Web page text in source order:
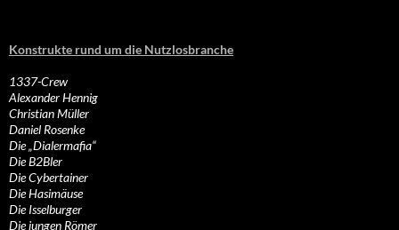
Konstrukte rund um die Nutzlosbranche
1337-Crew
Alexander Hennig
Christian Müller
Daniel Rosenke
Die „Dialermafia“
Die B2Bler
Die Cybertainer
Die Hasimäuse
Die Isselburger
Die jungen Römer